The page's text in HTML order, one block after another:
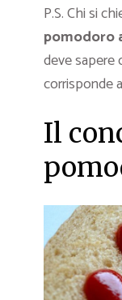
P.S. Chi si
pomodoro
deve sapere
corrisponde
Il